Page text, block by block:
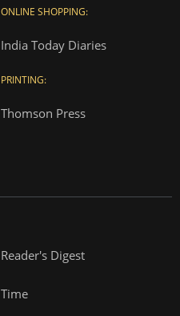
ONLINE SHOPPING:
India Today Diaries
PRINTING:
Thomson Press
Reader's Digest
Time